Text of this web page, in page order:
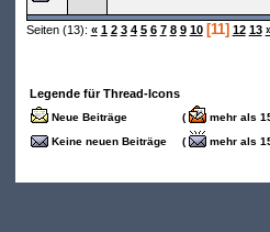
Seiten (13): « 1 2 3 4 5 6 7 8 9 10 [11] 12 13
Legende für Thread-Icons
Neue Beiträge (
mehr als
Keine neuen Beiträge
( mehr als